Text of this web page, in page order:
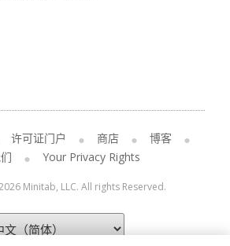
许可证门户 商店
博客
Your Privacy Rights
Minitab, LLC. All rights Reserved.